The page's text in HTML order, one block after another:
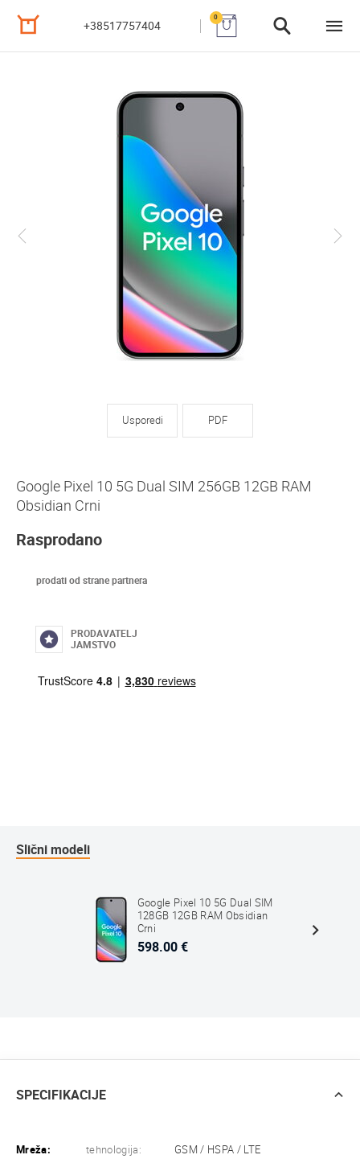
+38517757404
0
Usporedi PDF
Google Pixel 10 5G Dual SIM 256GB 12GB RAM
Obsidian Crni
Rasprodano
prodati od strane partnera
PRODAVATELJ
JAMSTVO
Slični modeli
Google Pixel 10 5G Dual SIM
128GB 12GB RAM Obsidian
Crni
598.00 €
SPECIFIKACIJE
Mreža: tehnologija:
GSM / HSPA / LTE